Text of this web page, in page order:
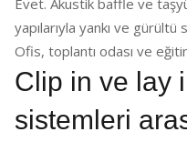
Evet. Akustik baffle ve
yapılarıyla yankı ve gürültü
Ofis, toplantı odası ve
Clip in ve lay
sistemleri